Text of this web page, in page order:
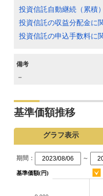
投資信託自動継続（累積
投資信託の収益分配金に
投資信託の申込手数料に
備考
－
基準価額推移
グラフ表示
期間： ～
基準価額(円)